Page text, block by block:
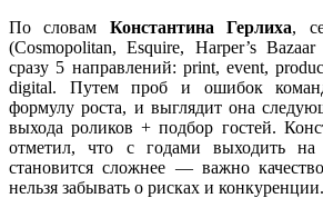
По словам Константина Герлиха,
(Cosmopolitan, Esquire, Harper’s
сразу 5 направлений: print, event,
digital. Путем проб и ошибок
формулу роста, и выглядит она
выхода роликов + подбор гостей.
отметил, что с годами выходить на
становится сложнее — важно
нельзя забывать о рисках и конкуренции.